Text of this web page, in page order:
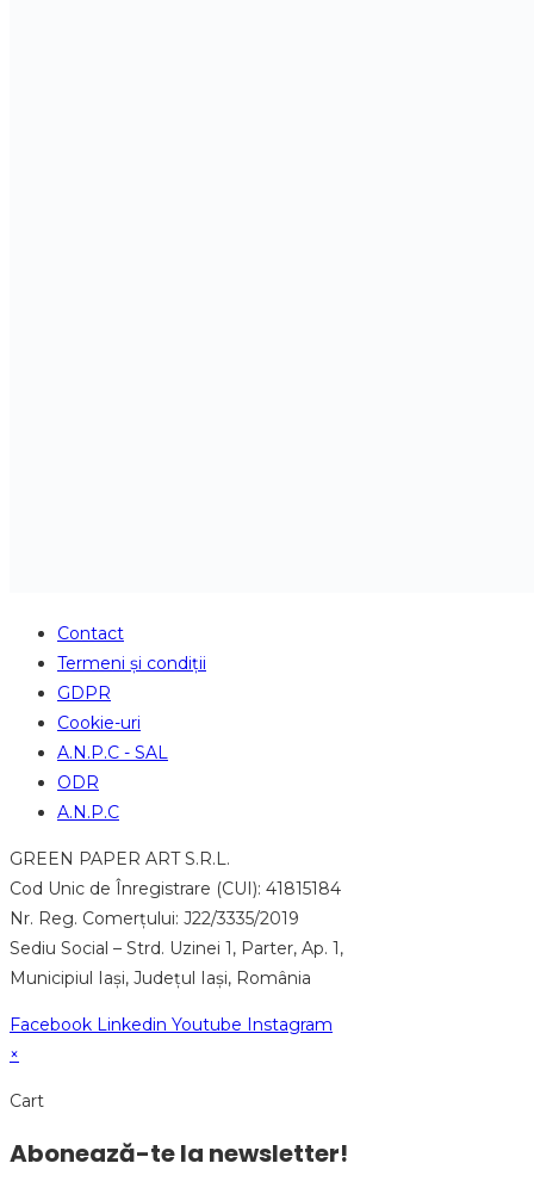
Contact
Termeni și condiții
GDPR
Cookie-uri
A.N.P.C - SAL
ODR
A.N.P.C
GREEN PAPER ART S.R.L.
Cod Unic de Înregistrare (CUI): 41815184
Nr. Reg. Comerțului: J22/3335/2019
Sediu Social – Strd. Uzinei 1, Parter, Ap. 1,
Municipiul Iași, Județul Iași, România
Facebook Linkedin Youtube Instagram
×
Cart
Abonează-te la newsletter!